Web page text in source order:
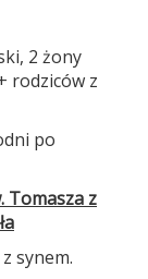
2 żony
rodziców z
po
Tomasza z
synem.